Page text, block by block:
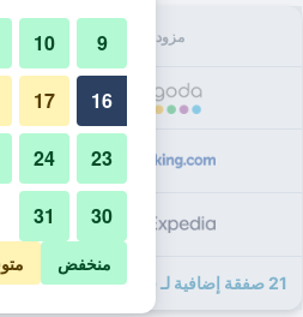
مزود
21 صفقة إضافية لـ فندق مطار كامبانايل ستراسبورغ لينغولزهايم
9
10
16
17
23
24
30
31
منخفض